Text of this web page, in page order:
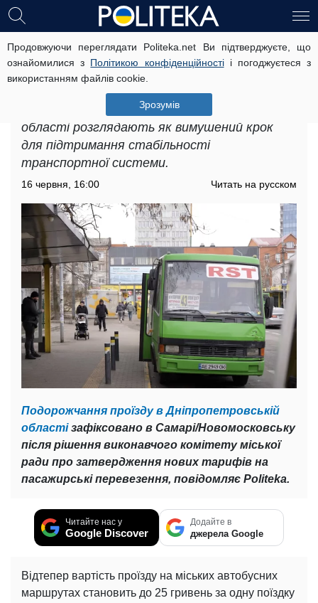
Продовжуючи переглядати Politeka.net Ви підтверджуєте, що
ознайомилися з Політикою конфіденційностіі погоджуєтеся з
використанням файлів cookie.
Зрозумів
Подорожчання проїзду в
Дніпропетровській області: що
відбувається з цінами
Подорожчання проїзду в Дніпропетровській
області розглядають як вимушений крок
для підтримання стабільності
транспортної системи.
16 червня, 16:00 Читать на русском
Подорожчання проїзду в Дніпропетровській
областізафіксовано в Самарі/Новомосковську
після рішення виконавчого комітету міської
ради про затвердження нових тарифів на
пасажирські перевезення, повідомляє Politeka.
Читайте нас у
Google Discover
Додайте в
джерела Google
Відтепер вартість проїзду на міських автобусних
маршрутах становить до 25 гривень за одну поїздку